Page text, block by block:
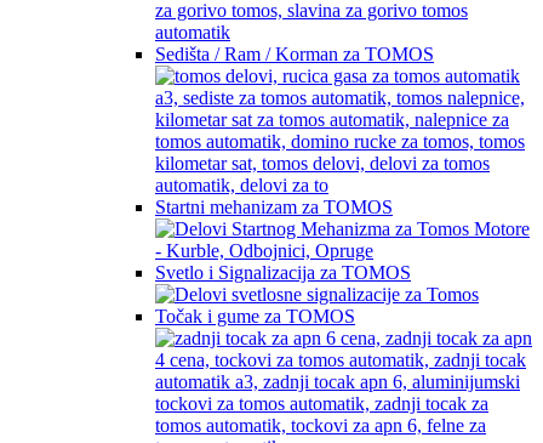
Sedišta / Ram / Korman za TOMOS
Startni mehanizam za TOMOS
Svetlo i Signalizacija za TOMOS
Točak i gume za TOMOS